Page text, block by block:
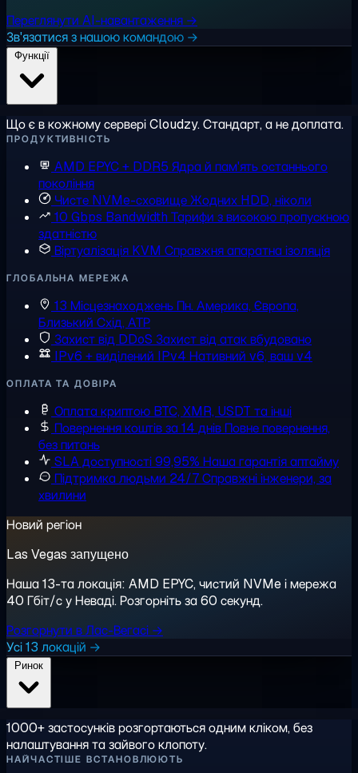
Переглянути AI-навантаження →
Зв'язатися з нашою командою →
Що є в кожному сервері Cloudzy. Стандарт, а не доплата.
ПРОДУКТИВНІСТЬ
AMD EPYC + DDR5 Ядра й пам'ять останнього
покоління
Чисте NVMe-сховищеЖодних HDD, ніколи
10 Gbps Bandwidth Тарифи з високою пропускною
здатністю
Віртуалізація KVM Справжня апаратна ізоляція
ГЛОБАЛЬНА МЕРЕЖА
13 Місцезнаходжень Пн. Америка, Європа,
Близький Схід, АТР
Захист від DDoS Захист від атак вбудовано
IPv6 + виділений IPv4 Нативний v6, ваш v4
ОПЛАТА ТА ДОВІРА
Оплата криптою BTC, XMR, USDT та інші
Повернення коштів за 14 днів Повне повернення,
без питань
SLA доступності 99,95% Наша гарантія аптайму
Підтримка людьми 24/7Справжні інженери, за
хвилини
Новий регіон
Las Vegas запущено
Наша 13-та локація: AMD EPYC, чистий NVMe і мережа
40 Гбіт/с у Неваді. Розгорніть за 60 секунд.
Розгорнути в Лас-Вегасі →
Усі 13 локацій →
1000+ застосунків розгортаються одним кліком, без
налаштування та зайвого клопоту.
НАЙЧАСТІШЕ ВСТАНОВЛЮЮТЬ